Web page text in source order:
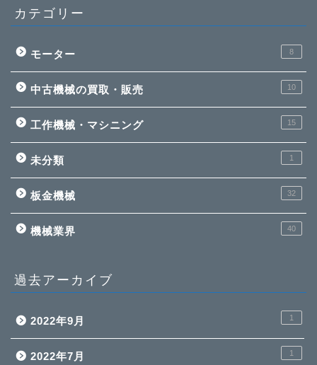
カテゴリー
モーター 8
中古機械の買取・販売 10
工作機械・マシニング 15
未分類 1
板金機械 32
機械業界 40
過去アーカイブ
2022年9月 1
2022年7月 1